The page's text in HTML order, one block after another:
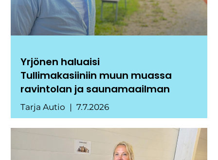
Yrjönen haluaisi
Tullimakasiiniin muun muassa
ravintolan ja saunamaailman
Tarja Autio 7.7.2026